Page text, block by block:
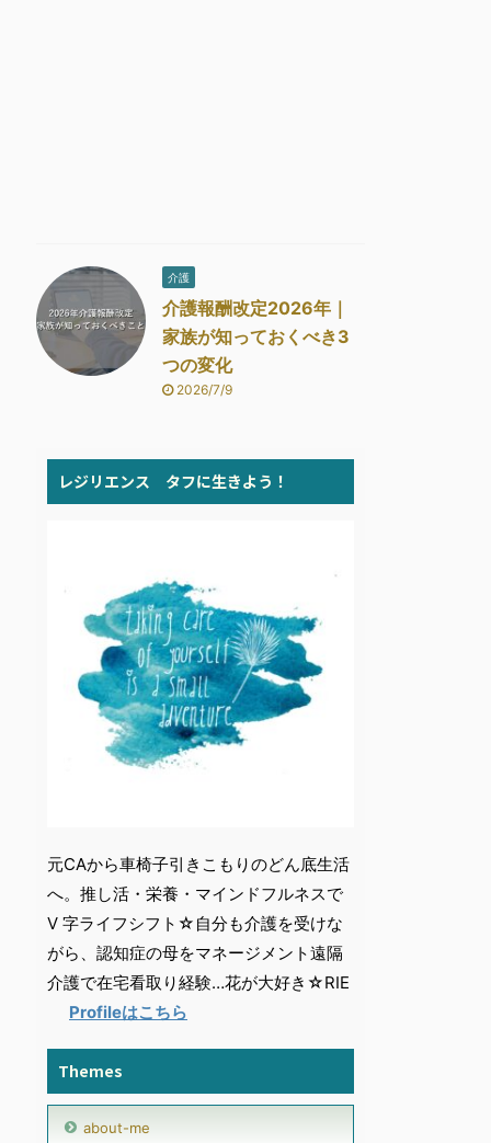
介護
介護報酬改定2026年｜
家族が知っておくべき3
つの変化
2026/7/9
レジリエンス タフに生きよう！
元CAから車椅子引きこもりのどん底生活
へ。推し活・栄養・マインドフルネスで
V 字ライフシフト☆自分も介護を受けな
がら、認知症の母をマネージメント遠隔
介護で在宅看取り経験…花が大好き☆RIE
Profileはこちら
Themes
about-me